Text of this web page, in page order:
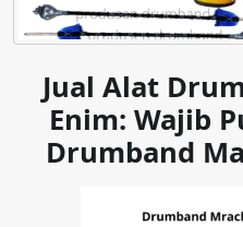
Jual Alat
Enim: Wajib
Drumband